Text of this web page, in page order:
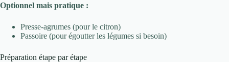
Optionnel mais pratique :
Presse-agrumes (pour le citron)
Passoire (pour égoutter les légumes si besoin)
Préparation étape par étape